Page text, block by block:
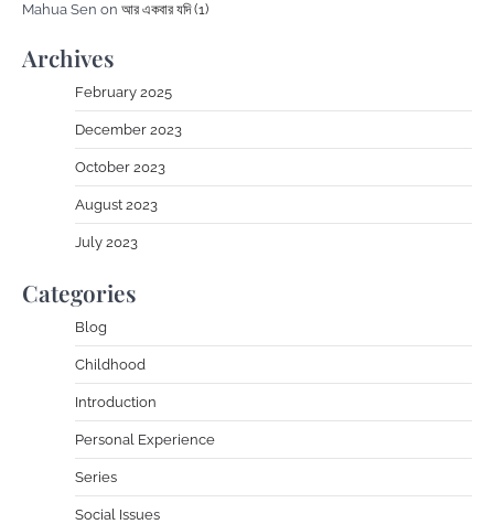
Mahua Sen on আর একবার যদি (1)
Archives
February 2025
December 2023
October 2023
August 2023
July 2023
Categories
Blog
Childhood
Introduction
Personal Experience
Series
Social Issues